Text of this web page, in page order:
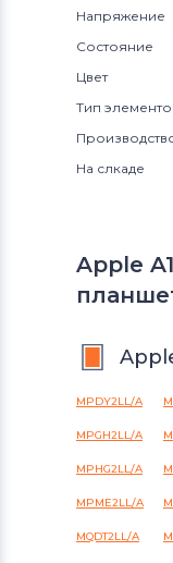
Напряжение
Состояние
Цвет
Тип
На слкаде
Apple
MPDY2LL/A
MPGH2LL/A
MPHG2LL/A
MPME2LL/A
MQDT2LL/A